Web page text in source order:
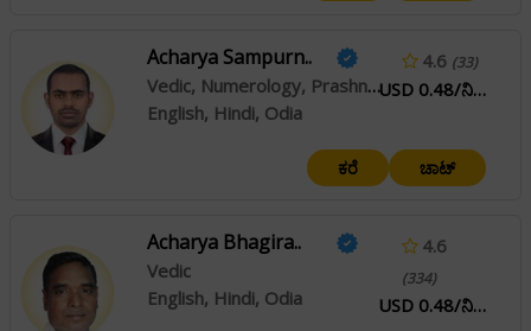
Acharya Sampurn..
Vedic, Numerology, Prashna / Horary
English, Hindi, Odia
4.6 (33)
USD 0.48/ನಿಮಿಷ
ಕರೆ ಚಾಟ್
Acharya Bhagira..
Vedic
English, Hindi, Odia
4.6
(334)
USD 0.48/ನಿಮಿಷ